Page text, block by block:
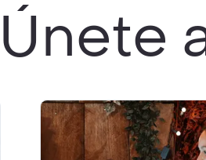
Únete